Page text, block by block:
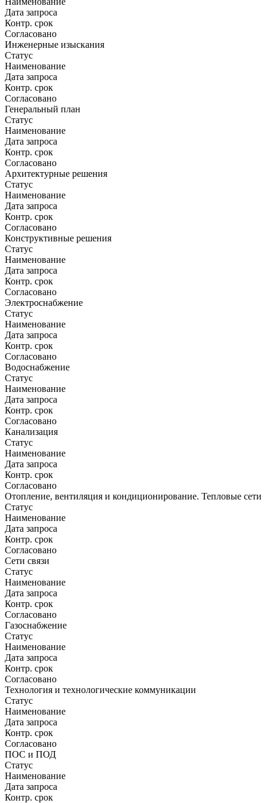
Дата запроса
Контр. срок
Согласовано
Инженерные изыскания
Статус
Наименование
Дата запроса
Контр. срок
Согласовано
Генеральный план
Статус
Наименование
Дата запроса
Контр. срок
Согласовано
Архитектурные решения
Статус
Наименование
Дата запроса
Контр. срок
Согласовано
Конструктивные решения
Статус
Наименование
Дата запроса
Контр. срок
Согласовано
Электроснабжение
Статус
Наименование
Дата запроса
Контр. срок
Согласовано
Водоснабжение
Статус
Наименование
Дата запроса
Контр. срок
Согласовано
Канализация
Статус
Наименование
Дата запроса
Контр. срок
Согласовано
Отопление, вентиляция и кондиционирование. Тепловые сети
Статус
Наименование
Дата запроса
Контр. срок
Согласовано
Сети связи
Статус
Наименование
Дата запроса
Контр. срок
Согласовано
Газоснабжение
Статус
Наименование
Дата запроса
Контр. срок
Согласовано
Технология и технологические коммуникации
Статус
Наименование
Дата запроса
Контр. срок
Согласовано
ПОС и ПОД
Статус
Наименование
Дата запроса
Контр. срок